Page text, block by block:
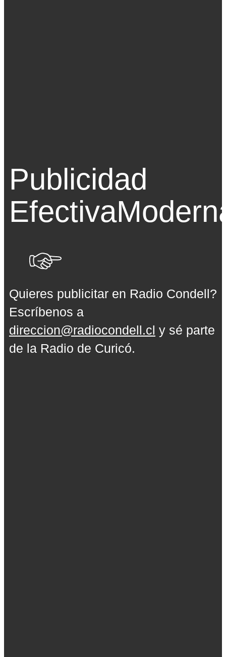
Publicidad
Efectiva
Quieres publicitar en Radio Condell?
Escríbenos a
direccion@radiocondell.cl y sé parte
de la Radio de Curicó.